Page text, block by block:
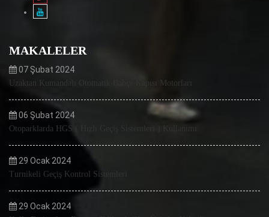
MAKALELER
07 Şubat 2024
Uzaktan Kumandalı Otomatik Bahçe Kapısı Motorları
06 Şubat 2024
Otoparklarda HGS ( Hızlı Geçiş Sistemleri ) Kullanımı
29 Ocak 2024
Turnikeli Geçiş Kontrol Sistemleri
29 Ocak 2024